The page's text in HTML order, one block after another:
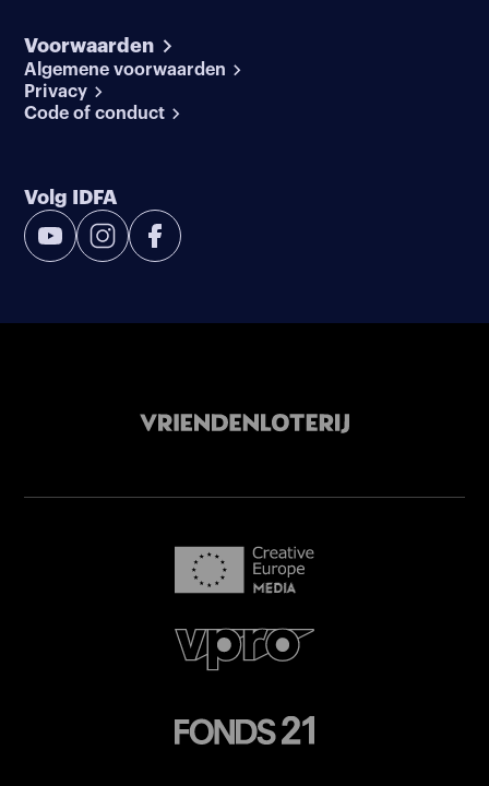
Voorwaarden
Algemene voorwaarden
Privacy
Code of conduct
Volg IDFA